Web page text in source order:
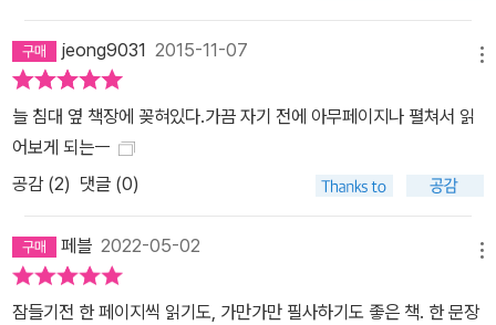
jeong9031 2015-11-07
늘 침대 옆 책장에 꽂혀있다.가끔 자기 전에 아무페이지나 펼쳐서 읽
어보게 되는ㅡ
공감 (2) 댓글 (0)
페블 2022-05-02
잠들기전 한 페이지씩 읽기도, 가만가만 필사하기도 좋은 책. 한 문장